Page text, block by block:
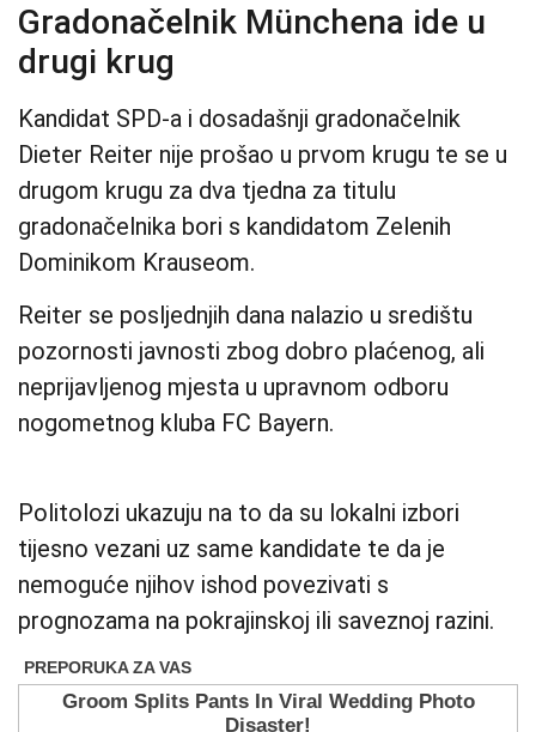
Gradonačelnik Münchena ide u
drugi krug
Kandidat SPD-a i dosadašnji gradonačelnik
Dieter Reiter nije prošao u prvom krugu te se u
drugom krugu za dva tjedna za titulu
gradonačelnika bori s kandidatom Zelenih
Dominikom Krauseom.
Reiter se posljednjih dana nalazio u središtu
pozornosti javnosti zbog dobro plaćenog, ali
neprijavljenog mjesta u upravnom odboru
nogometnog kluba FC Bayern.
Politolozi ukazuju na to da su lokalni izbori
tijesno vezani uz same kandidate te da je
nemoguće njihov ishod povezivati s
prognozama na pokrajinskoj ili saveznoj razini.